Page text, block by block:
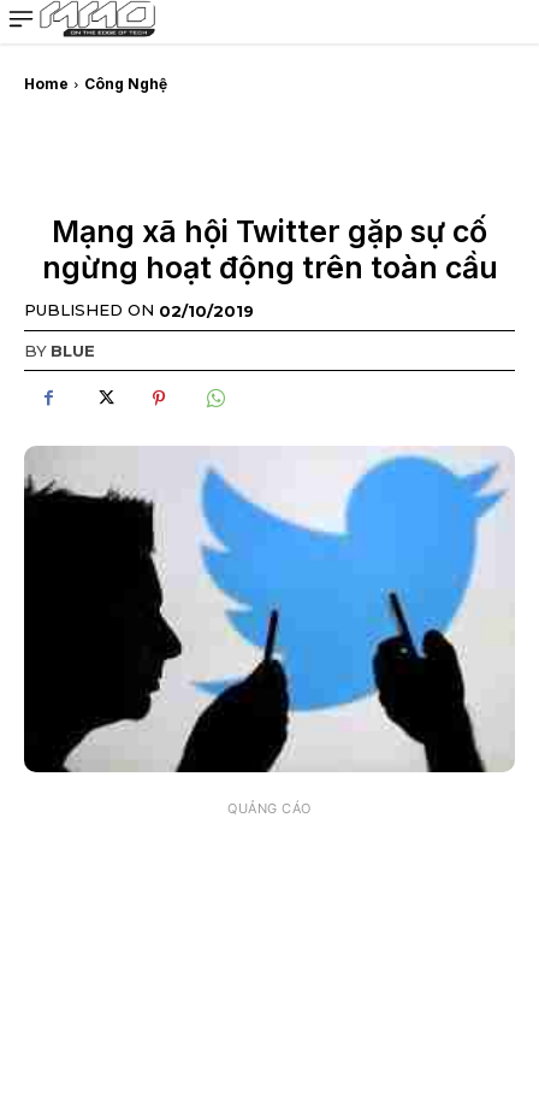
MMOSITE - Thông tin công nghệ
Bài viết nổi bật
Home Công Nghệ
Mạng xã hội Twitter gặp sự cố
ngừng hoạt động trên toàn cầu
PUBLISHED ON 02/10/2019
BY BLUE
QUẢNG CÁO